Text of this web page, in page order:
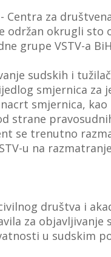
za
održan okrugli
grupe VSTV-a
sudskih i
smjernica za
smjernica,
strane
se trenutno
u na
društva i
za objavljivanje
u sudskim